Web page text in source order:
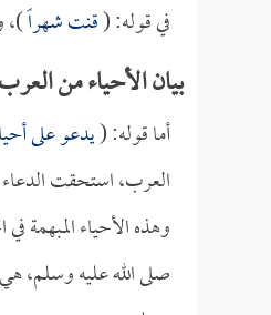
في قوله: (قنت شهراً)،
بيان الأحياء من
أما قوله: (يدعو على
العرب، استحقت الدعاء
وهذه الأحياء
صلى الله عليه وسلم،